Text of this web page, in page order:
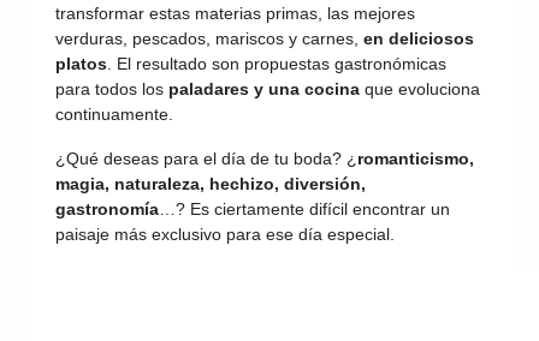
transformar estas materias primas, las mejores
verduras, pescados, mariscos y carnes, en deliciosos
platos. El resultado son propuestas gastronómicas
para todos los paladares y una cocina que evoluciona
continuamente.
¿Qué deseas para el día de tu boda? ¿romanticismo,
magia, naturaleza, hechizo, diversión,
gastronomía…? Es ciertamente difícil encontrar un
paisaje más exclusivo para ese día especial.